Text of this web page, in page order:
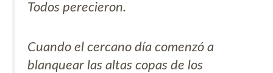
Todos perecieron.
Cuando el cercano día comenzó a
blanquear las altas copas de los